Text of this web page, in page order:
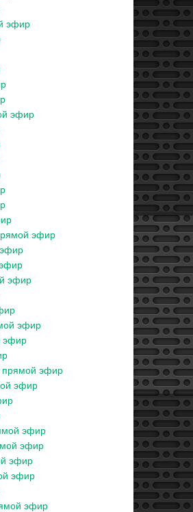
эфир
эфир
эфир
эфир
эфир
эфир
прямой эфир
эфир
эфир
эфир
эфир
эфир
эфир